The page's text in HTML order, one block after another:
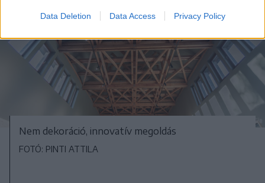
Data Deletion Data Access Privacy Policy
Nem dekoráció, innovatív megoldás
FOTÓ: PINTI ATTILA